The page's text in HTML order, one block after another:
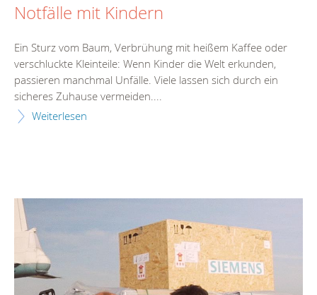
Notfälle mit Kindern
Ein Sturz vom Baum, Verbrühung mit heißem Kaffee oder
verschluckte Kleinteile: Wenn Kinder die Welt erkunden,
passieren manchmal Unfälle. Viele lassen sich durch ein
sicheres Zuhause vermeiden....
Weiterlesen